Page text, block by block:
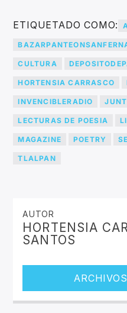
ETIQUETADO COMO:
CULTURA
HORTENSIA CARRASCO
INVENCIBLERADIO
LECTURAS DE POESIA
MAGAZINE POETRY
TLALPAN
AUTOR
HORTENSIA
SANTOS